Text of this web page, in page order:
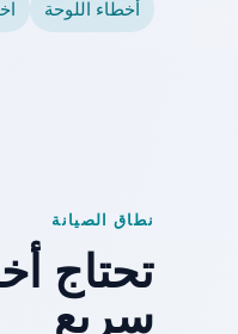
أخطاء اللوحة
نطاق الصيانة
تحتاج
سريع